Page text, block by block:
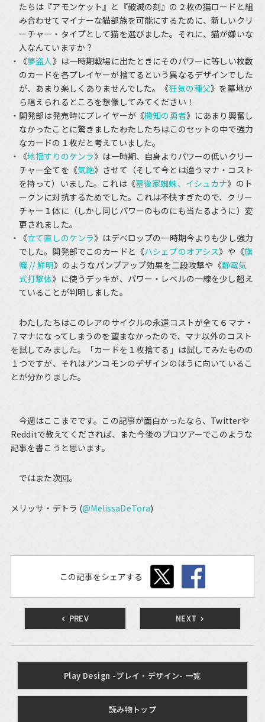
たちは『アモンケット』と『破滅の刻』の２枚の猫ロードと組
み合わせてマイナーな猫部族を可能にするために、新しいクリ
ーチャー・タイプとして猫を選びました。それに、猫が嫌いな
人なんていますか？
《夢盗人》は一時期戦場に出たときにそのパワーに等しい枚数
のカードを各プレイヤーが捨てるという異なるデザインでした
が、あまり楽しくありませんでした。《狂気の種父》を墓地か
ら唱えられるところを想像してみてください！
開発部は発売時にプレイヤーが《機知の勇者》にあまり興奮し
なかったことに驚きました――わたしたちはこのセットの中で強力
なカードの１枚だと考えていました。
《地揺すりのケンラ》は一時期、自身よりパワーの低いクリー
チャー全てを《気絶》させて（そして今とは違うマナ・コスト
を持って）いました。これは《墓後家蜘蛛、イシュカナ》のト
ークンに対抗するためでした。これは不快すぎたので、クリー
チャー１体に（しかし同じパワーのものにも当たるように）変
更されました。
《立て直しのケンラ》はデベロップの一時期今よりも少し強力
でした。開発部でこのカードと《ハシェプのオアシス》や《旗
幟 // 鮮明》のようなパンプアップ効果を二段攻撃や《静電気
式打撃体》に使うデッキが、パワー・レベルの一線を少し超え
ていることが判明しました。
わたしたちはこのレアのサイクルの永遠コストが全て６マナ・
７マナになってしまうのを望まなかったので、マナ以外のコスト
を試してみました。「カードを１枚捨てる」は試してみたものの
１つですが、それはアンコモンのデザインのほうに向いているこ
とが分かりました。
今週はここまでです。この記事が面白かったなら、Twitterや
Redditで教えてくだされば、また今後のプロツアーでこのような
記事を書こうと思います。
ではまた次回。
メリッサ・デトラ (@MelissaDeTora)
この記事をシェアする
PREV NEXT
Play Design -プレイ・デザイン- 一覧
読み物トップ